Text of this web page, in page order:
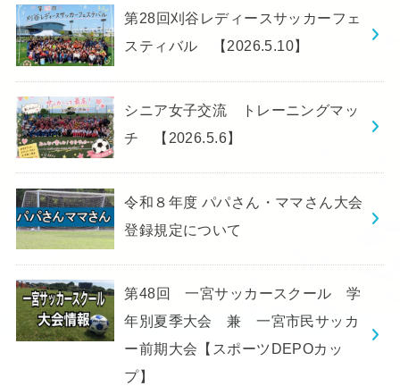
第28回刈谷レディースサッカーフェ
スティバル 【2026.5.10】
シニア女子交流 トレーニングマッ
チ 【2026.5.6】
令和８年度 パパさん・ママさん大会
登録規定について
第48回 一宮サッカースクール 学
年別夏季大会 兼 一宮市民サッカ
ー前期大会【スポーツDEPOカッ
プ】